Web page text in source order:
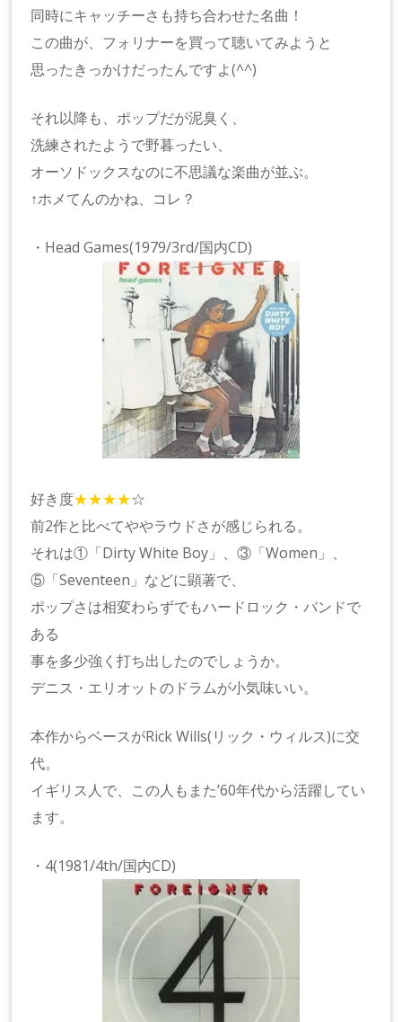
同時にキャッチーさも持ち合わせた名曲！
この曲が、フォリナーを買って聴いてみようと
思ったきっかけだったんですよ(^^)
それ以降も、ポップだが泥臭く、
洗練されたようで野暮ったい、
オーソドックスなのに不思議な楽曲が並ぶ。
↑ホメてんのかね、コレ？
・Head Games(1979/3rd/国内CD)
好き度★★★★☆
前2作と比べてややラウドさが感じられる。
それは①「Dirty White Boy」、③「Women」、
⑤「Seventeen」などに顕著で、
ポップさは相変わらずでもハードロック・バンドで
ある
事を多少強く打ち出したのでしょうか。
デニス・エリオットのドラムが小気味いい。
本作からベースがRick Wills(リック・ウィルス)に交
代。
イギリス人で、この人もまた’60年代から活躍してい
ます。
・4(1981/4th/国内CD)